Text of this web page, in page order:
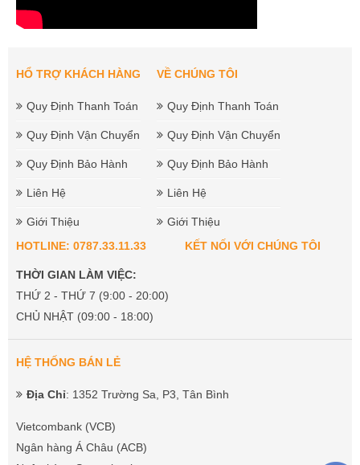
HỔ TRỢ KHÁCH HÀNG
Quy Định Thanh Toán
Quy Định Vận Chuyển
Quy Định Bảo Hành
Liên Hệ
Giới Thiệu
VỀ CHÚNG TÔI
Quy Định Thanh Toán
Quy Định Vận Chuyển
Quy Định Bảo Hành
Liên Hệ
Giới Thiệu
HOTLINE: 0787.33.11.33
THỜI GIAN LÀM VIỆC:
THỨ 2 - THỨ 7 (9:00 - 20:00)
CHỦ NHẬT (09:00 - 18:00)
KẾT NỐI VỚI CHÚNG TÔI
HỆ THỐNG BÁN LẺ
Địa Chỉ: 1352 Trường Sa, P3, Tân Bình
Vietcombank (VCB)
Ngân hàng Á Châu (ACB)